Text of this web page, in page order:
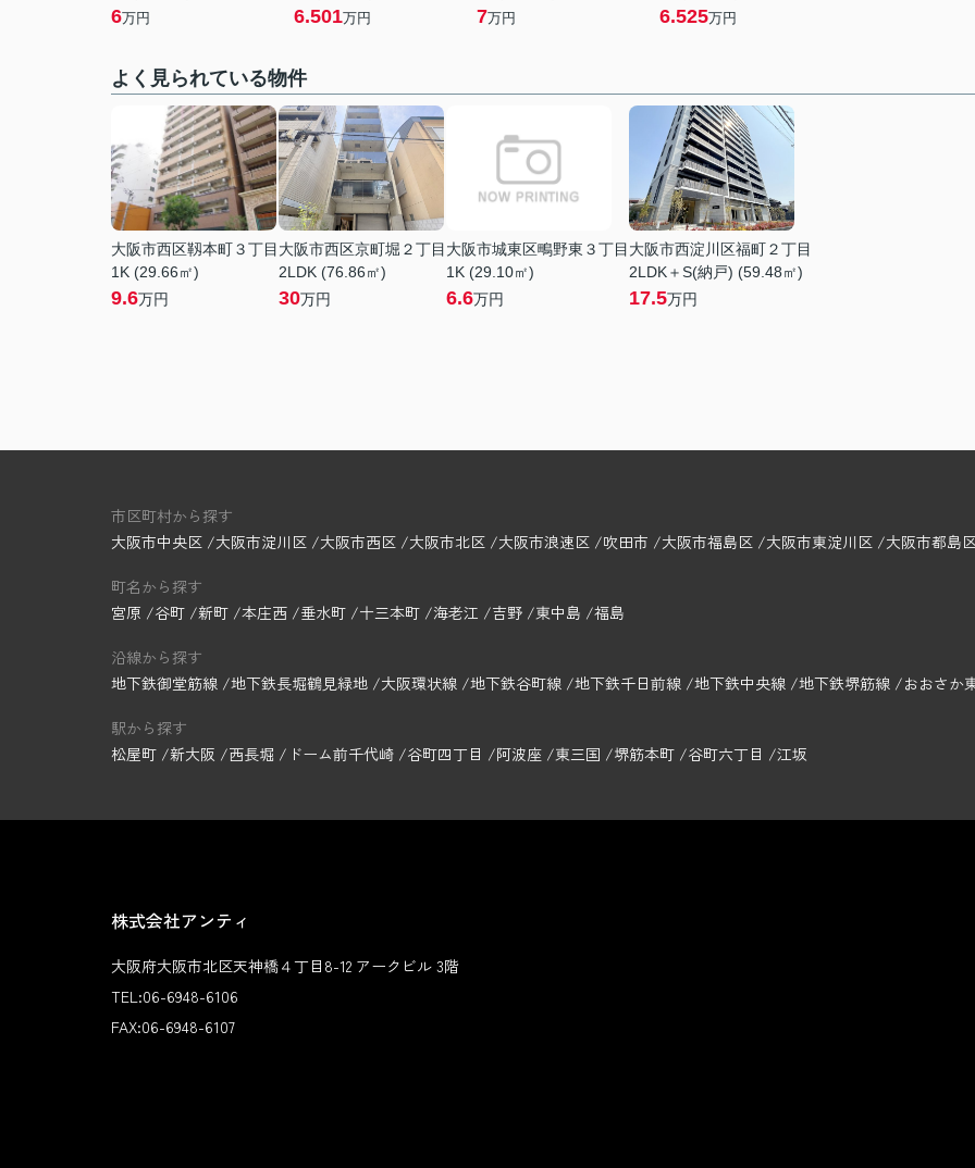
6万円 6.501万円 7万円 6.525万円
よく見られている物件
大阪市西区靱本町３丁目
1K (29.66㎡)
9.6万円
大阪市西区京町堀２丁目
2LDK (76.86㎡)
30万円
大阪市城東区鴫野東３丁目
1K (29.10㎡)
6.6万円
大阪市西淀川区福町２丁目
2LDK＋S(納戸) (59.48㎡)
17.5万円
市区町村から探す
大阪市中央区
大阪市淀川区 大阪市西区 大阪市北区 大阪市浪速区 吹田市 大阪市福島区 大阪市東淀川区 大阪市都島
町名から探す
宮原
谷町 新町 本庄西 垂水町 十三本町 海老江 吉野 東中島 福島
沿線から探す
地下鉄御堂筋線 地下鉄長堀鶴見緑地 大阪環状線 地下鉄谷町線 地下鉄千日前線 地下鉄中央線 地下鉄堺筋線 おおさか
駅から探す
松屋町 新大阪 西長堀 ドーム前千代崎 谷町四丁目 阿波座 東三国 堺筋本町 谷町六丁目 江坂
株式会社アンティ
大阪府大阪市北区天神橋４丁目8-12 アークビル 3階
TEL:06-6948-6106
FAX:06-6948-6107